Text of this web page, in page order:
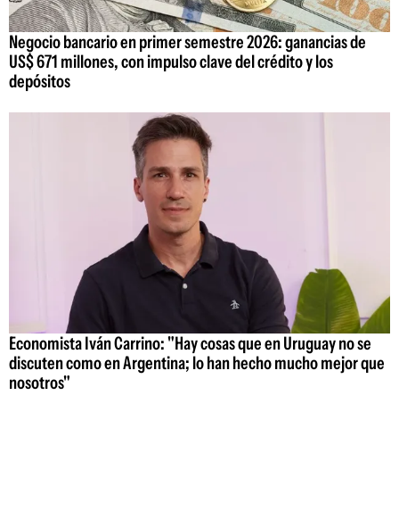
Negocio bancario en primer semestre 2026: ganancias de
US$ 671 millones, con impulso clave del crédito y los
depósitos
Economista Iván Carrino: "Hay cosas que en Uruguay no se
discuten como en Argentina; lo han hecho mucho mejor que
nosotros"